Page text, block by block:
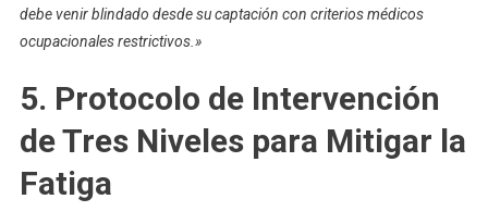
debe venir blindado desde su captación con criterios médicos
ocupacionales restrictivos.»
5. Protocolo de Intervención
de Tres Niveles para Mitigar la
Fatiga